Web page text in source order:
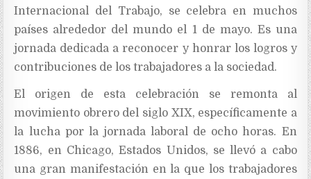
Internacional del Trabajo, se celebra en muchos
países alrededor del mundo el 1 de mayo. Es una
jornada dedicada a reconocer y honrar los logros y
contribuciones de los trabajadores a la sociedad.
El origen de esta celebración se remonta al
movimiento obrero del siglo XIX, específicamente a
la lucha por la jornada laboral de ocho horas. En
1886, en Chicago, Estados Unidos, se llevó a cabo
una gran manifestación en la que los trabajadores